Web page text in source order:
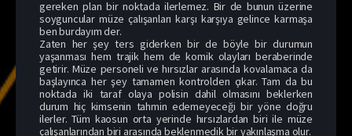
gereken plan bir noktada ilerlemez. Bir de bunun üzerine
soyguncular müze çalışanları karşı karşıya gelince karmaşa
ben burdayım der.
Zaten her şey ters giderken bir de böyle bir durumun
yaşanması hem trajik hem de komik olayları beraberinde
getirir. Müze personeli ve hırsızlar arasında kovalamaca da
başlayınca her şey tamamen kontrolden çıkar. Tam da bu
noktada iki taraf olaya polisin dahil olmasını beklerken
durum hiç kimsenin tahmin edemeyeceği bir yöne doğru
ilerler. Tüm kaosun orta yerinde hırsızlardan biri ile müze
çalışanlarından biri arasında beklenmedik bir yakınlaşma olur.